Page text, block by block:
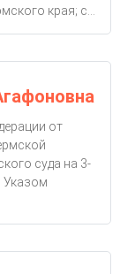
края; с...
от
суда на 3-
Указом